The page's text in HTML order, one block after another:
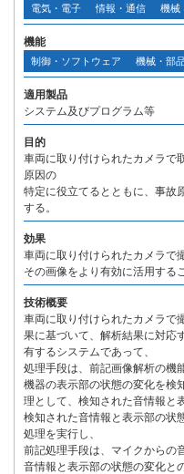
電気・電子 情報・通信 機械
機能
制御・ソフトウェア 機械・部
適用製品
システム及びプログラム等
目的
車両に取り付けられたカメラで
原因の
特定に役立てるとともに、事故
する。
効果
車両に取り付けられたカメラで
その画像をより有効に活用する
技術概要
車両に取り付けられたカメラで
果に基づいて、解析結果に対応
有するシステムであって、
処理手段は、前記画像解析の機
機器の表示部の状態の変化を検
理として、検知された音情報と
検知された音情報と表示部の状
処理を実行し、
前記処理手段は、マイクからの
音情報と表示部の状態の変化と